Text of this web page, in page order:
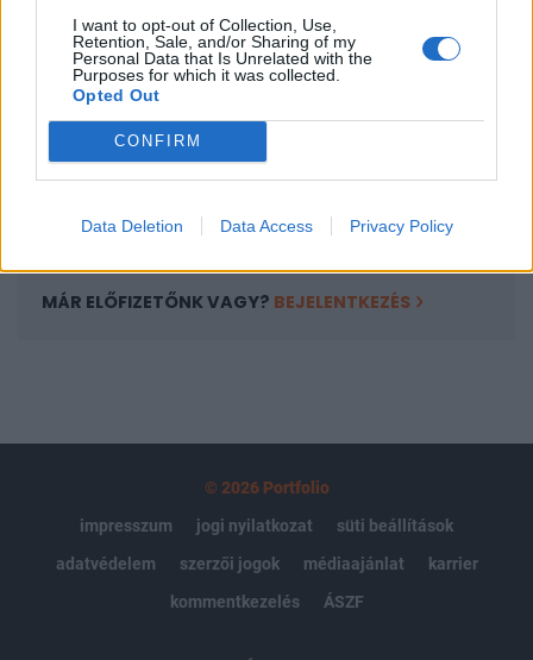
I want to opt-out of Collection, Use,
Retention, Sale, and/or Sharing of my
Personal Data that Is Unrelated with the
Purposes for which it was collected.
Opted Out
CONFIRM
Data Deletion Data Access Privacy Policy
regisztrációhoz kötött.
Az előfizetés a következőket tartalmazza:
Portfolio.hu teljes cikkarchívum
Kötéslisták: BÉT elmúlt 2 év napon belüli
MÁR ELŐFIZETŐNK VAGY? BEJELENTKEZÉS
© 2026 Portfolio
impresszum
jogi nyilatkozat
süti beállítások
adatvédelem
szerzői jogok médiaajánlat
karrier
kommentkezelés
ÁSZF